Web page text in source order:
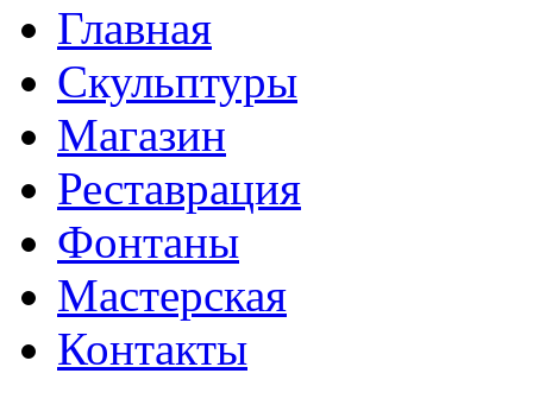
Главная
Скульптуры
Магазин
Реставрация
Фонтаны
Мастерская
Контакты